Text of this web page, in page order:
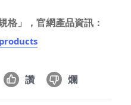
Location
格」，官網產品資訊：
讚 爛